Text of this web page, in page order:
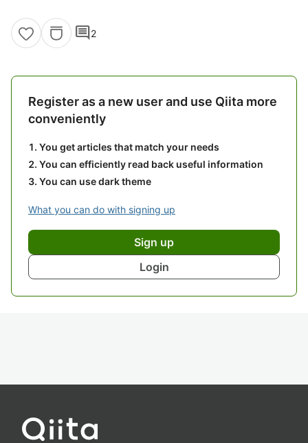
comment2
Register as a new user and use Qiita more
conveniently
You get articles that match your needs
You can efficiently read back useful information
You can use dark theme
What you can do with signing up
Sign up
Login